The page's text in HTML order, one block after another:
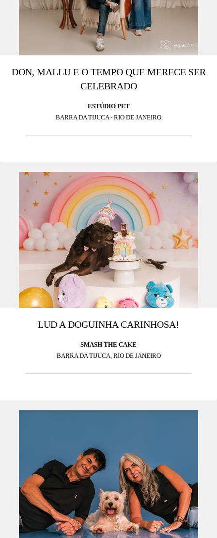
DON, MALLU E O TEMPO QUE MERECE SER
CELEBRADO
ESTÚDIO PET
BARRA DA TIJUCA - RIO DE JANEIRO
LUD A DOGUINHA CARINHOSA!
SMASH THE CAKE
BARRA DA TIJUCA, RIO DE JANEIRO